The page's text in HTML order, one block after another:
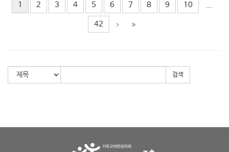
1 2 3 4 5 6 7 8 9 10 ...
42
검색